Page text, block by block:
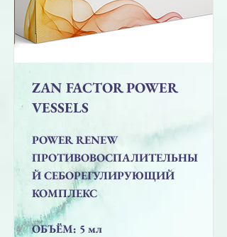
ZAN FACTOR POWER
VESSELS
POWER RENEW
ПРОТИВОВОСПАЛИТЕЛЬНЫ
Й СЕБОРЕГУЛИРУЮЩИЙ
КОМПЛЕКС
ОБЪЁМ: 5 мл